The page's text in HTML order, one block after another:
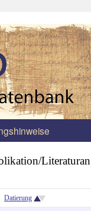
Datierung